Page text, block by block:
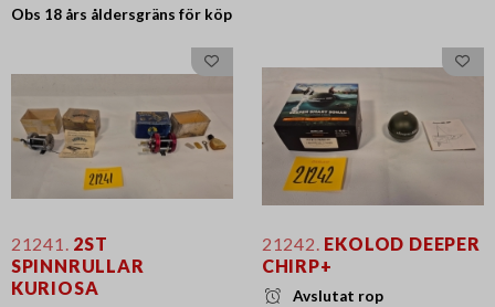
Obs 18 års åldersgräns för köp
21241. 2ST
SPINNRULLAR
KURIOSA
21242. EKOLOD DEEPER
CHIRP+
Avslutat rop